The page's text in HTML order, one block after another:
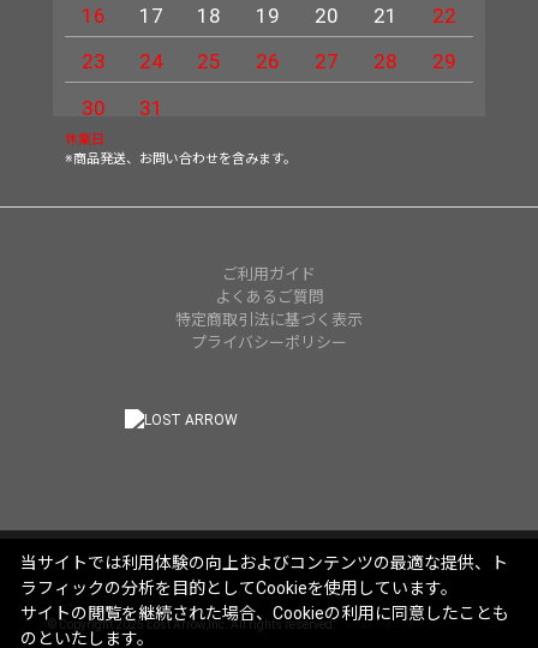
16
17 18 19 20 21
22
23
24 25 26 27 28
29
30
31
休業日
※商品発送、お問い合わせを含みます。
ご利用ガイド
よくあるご質問
特定商取引法に基づく表示
プライバシーポリシー
© Copyright 2025 Lost Arrow,Inc. All rights reserved.
当サイトでは利用体験の向上およびコンテンツの最適な提供、ト
ラフィックの分析を目的としてCookieを使用しています。
サイトの閲覧を継続された場合、Cookieの利用に同意したことも
のといたします。